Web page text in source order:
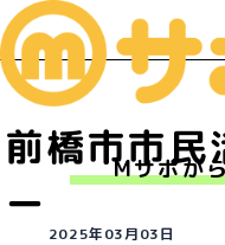
前橋市市民
ー
Mサポか
2025年03月03日